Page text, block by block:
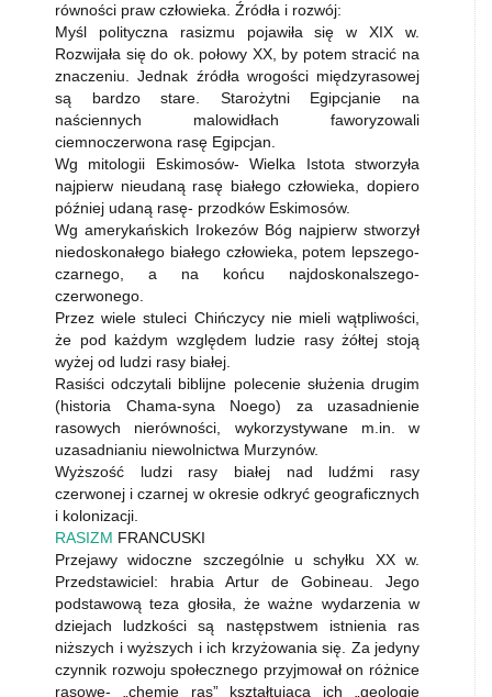
równości praw człowieka. Źródła i rozwój:
Myśl polityczna rasizmu pojawiła się w XIX w.
Rozwijała się do ok. połowy XX, by potem stracić na
znaczeniu. Jednak źródła wrogości międzyrasowej
są bardzo stare. Starożytni Egipcjanie na
naściennych malowidłach faworyzowali
ciemnoczerwona rasę Egipcjan.
Wg mitologii Eskimosów- Wielka Istota stworzyła
najpierw nieudaną rasę białego człowieka, dopiero
później udaną rasę- przodków Eskimosów.
Wg amerykańskich Irokezów Bóg najpierw stworzył
niedoskonałego białego człowieka, potem lepszego-
czarnego, a na końcu najdoskonalszego-
czerwonego.
Przez wiele stuleci Chińczycy nie mieli wątpliwości,
że pod każdym względem ludzie rasy żółtej stoją
wyżej od ludzi rasy białej.
Rasiści odczytali biblijne polecenie służenia drugim
(historia Chama-syna Noego) za uzasadnienie
rasowych nierówności, wykorzystywane m.in. w
uzasadnianiu niewolnictwa Murzynów.
Wyższość ludzi rasy białej nad ludźmi rasy
czerwonej i czarnej w okresie odkryć geograficznych
i kolonizacji.
RASIZM FRANCUSKI
Przejawy widoczne szczególnie u schyłku XX w.
Przedstawiciel: hrabia Artur de Gobineau. Jego
podstawową teza głosiła, że ważne wydarzenia w
dziejach ludzkości są następstwem istnienia ras
niższych i wyższych i ich krzyżowania się. Za jedyny
czynnik rozwoju społecznego przyjmował on różnice
rasowe- „chemię ras” kształtującą ich „geologię